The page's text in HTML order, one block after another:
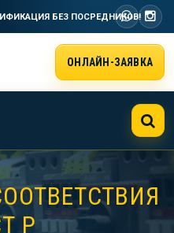
БЕЗ ПОСРЕДНИКОВ!
ОНЛАЙН-ЗАЯВКА
Р